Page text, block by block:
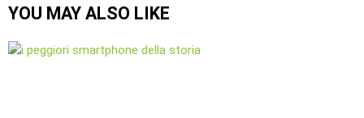
YOU MAY ALSO LIKE